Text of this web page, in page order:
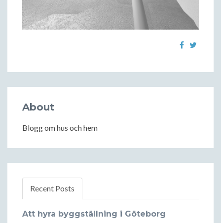
About
Blogg om hus och hem
Recent Posts
Att hyra byggställning i Göteborg